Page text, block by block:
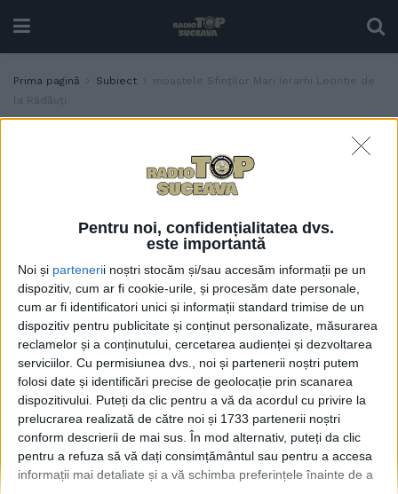
Pentru noi, confidențialitatea dvs.
este importantă
Noi și partenerii noștri stocăm și/sau accesăm informații pe un
dispozitiv, cum ar fi cookie-urile, și procesăm date personale,
cum ar fi identificatori unici și informații standard trimise de un
dispozitiv pentru publicitate și conținut personalizate, măsurarea
reclamelor și a conținutului, cercetarea audienței și dezvoltarea
serviciilor. Cu permisiunea dvs., noi și partenerii noștri putem
folosi date și identificări precise de geolocație prin scanarea
dispozitivului. Puteți da clic pentru a vă da acordul cu privire la
prelucrarea realizată de către noi și 1733 partenerii noștri
conform descrierii de mai sus. În mod alternativ, puteți da clic
pentru a refuza să vă dați consimțământul sau pentru a accesa
informații mai detaliate și a vă schimba preferințele înainte de a
Prima pagină Subiect
moaștele Sfinților Mari Ierarhi Leontie de
la Rădăuți
Leontie de la Rădăuți
Moaștele Sfinților Mari
Rădăuți și Teodosie de la
Brazi, pentru o zi și
jumătate, la Mănăstirea
Sfîntul Prooroc Ilie, din
Sfîntu Ilie
17 IULIE, 2024